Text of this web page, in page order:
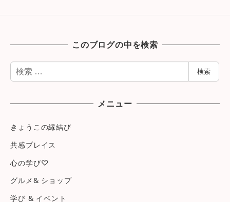
このブログの中を検索
検
索
検索
メニュー
きょうこの縁結び
共感プレイス
心の学び♡
グルメ& ショップ
学び & イベント